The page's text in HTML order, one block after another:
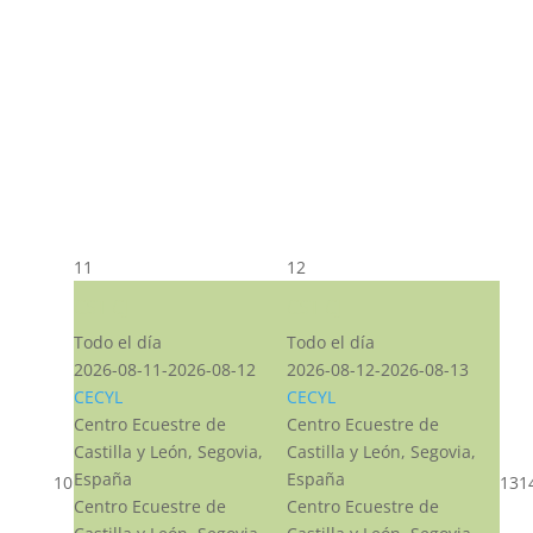
10
11
Todo el día
2026-08-11-2026-08-12
CECYL
Centro Ecuestre de
Castilla y León, Segovia,
España
Centro Ecuestre de
12
Todo el día
2026-08-12-2026-08-13
CECYL
Centro Ecuestre de
Castilla y León, Segovia,
España
Centro Ecuestre de
13